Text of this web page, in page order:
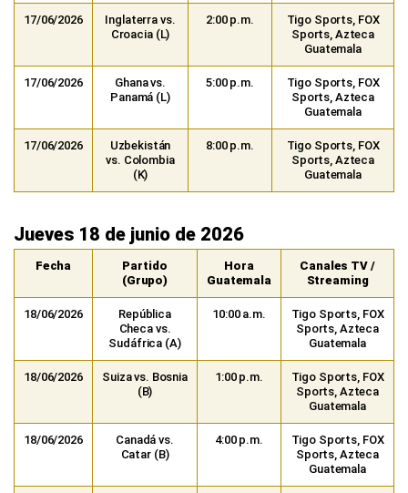
17/06/2026
Inglaterra vs.
Croacia (L)
2:00 p.m.
Tigo Sports, FOX
Sports, Azteca
Guatemala
17/06/2026
Ghana vs.
Panamá (L)
5:00 p.m.
Tigo Sports, FOX
Sports, Azteca
Guatemala
17/06/2026
Uzbekistán
vs. Colombia
(K)
8:00 p.m.
Tigo Sports, FOX
Sports, Azteca
Guatemala
Jueves 18 de junio de 2026
Fecha
Partido
(Grupo)
Hora
Guatemala
Canales TV /
Streaming
18/06/2026
República
Checa vs.
Sudáfrica (A)
10:00 a.m.
Tigo Sports, FOX
Sports, Azteca
Guatemala
18/06/2026
Suiza vs. Bosnia
(B)
1:00 p.m.
Tigo Sports, FOX
Sports, Azteca
Guatemala
18/06/2026
Canadá vs.
Catar (B)
4:00 p.m.
Tigo Sports, FOX
Sports, Azteca
Guatemala